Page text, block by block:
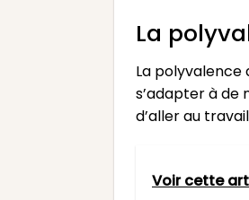
La
La
s’adapter à de
d’aller au
Voir cette